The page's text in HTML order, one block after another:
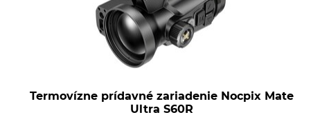
Termovízne prídavné zariadenie Nocpix Mate
Ultra S60R